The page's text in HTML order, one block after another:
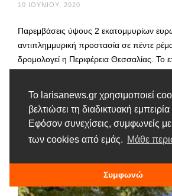
Το larisanews.gr χρησιμοποιεί
βελτιώσει τη διαδικτυακή
Εφόσον συνεχίσεις, συμφωνείς
των cookies από εμάς. Μάθε
Συμφωνώ
10 ΙΟΥΝΊΟΥ, 2020
Παρεμβάσεις ύψους 2 εκατομμυρίων
αντιπλημμυρική προστασία σε πέντε
δρομολογεί η Περιφέρεια Θεσσαλίας. Το
δημοπρατείται το έργο «Καθαρισμός και
Δημοσίων Επενδύσεων της Περιφέρειας
Περιλαμβάνονται εργασίες καθαρισμού
χλμ., στις Δημοτικές Ενότητες